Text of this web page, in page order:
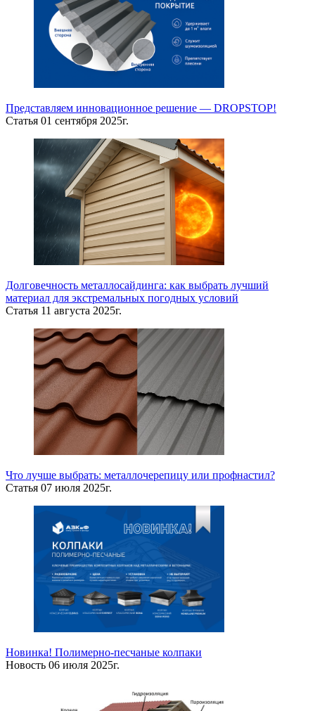
Представляем инновационное решение — DROPSTOP!
Статья 01 сентября 2025г.
Долговечность металлосайдинга: как выбрать лучший
материал для экстремальных погодных условий
Статья 11 августа 2025г.
Что лучше выбрать: металлочерепицу или профнастил?
Статья 07 июля 2025г.
Новинка! Полимерно-песчаные колпаки
Новость 06 июля 2025г.